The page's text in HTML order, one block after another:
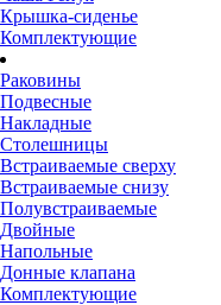
Крышка-сиденье
Комплектующие
Раковины
Подвесные
Накладные
Столешницы
Встраиваемые сверху
Встраиваемые снизу
Полувстраиваемые
Двойные
Напольные
Донные клапана
Комплектующие